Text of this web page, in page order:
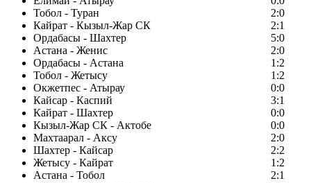
Тобол - Туран
2:0
Кайрат - Кызыл-Жар СК
2:1
Ордабасы - Шахтер
5:0
Астана - Женис
2:0
Ордабасы - Астана
1:2
Тобол - Жетысу
1:2
Окжетпес - Атырау
0:0
Кайсар - Каспий
3:1
Кайрат - Шахтер
0:0
Кызыл-Жар СК - Актобе
0:0
Махтаарал - Аксу
2:0
Шахтер - Кайсар
2:2
Жетысу - Кайрат
1:2
Астана - Тобол
2:1